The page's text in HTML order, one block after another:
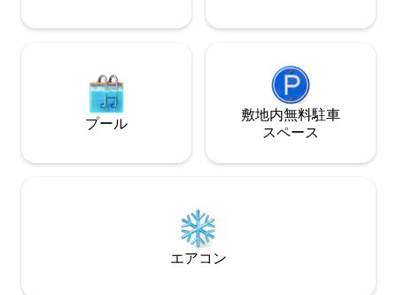
プール
敷地内無料駐⁠車
ス⁠ペ⁠ー⁠ス
エアコン